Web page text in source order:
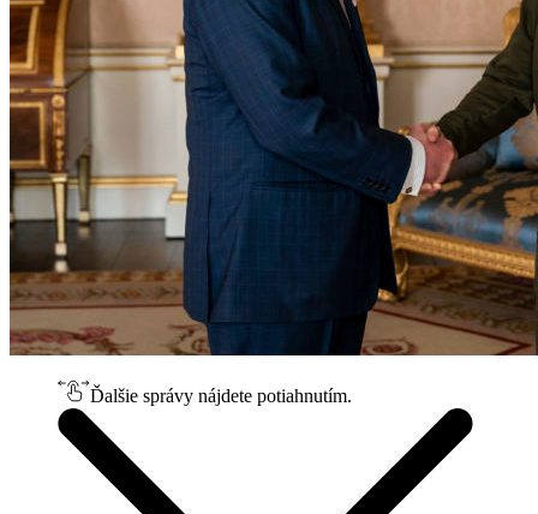
Ďalšie správy nájdete potiahnutím.